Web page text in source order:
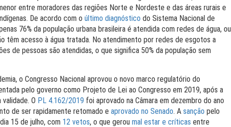
entre moradores das regiões Norte e Nordeste e das áreas rurais e
De acordo com o último diagnóstico do Sistema Nacional de
76% da população urbana brasileira é atendida com redes de água, ou
têm acesso à água tratada. No atendimento por redes de esgotos a
de pessoas são atendidas, o que significa 50% da população sem
o Congresso Nacional aprovou o novo marco regulatório do
pelo governo como Projeto de Lei ao Congresso em 2019, após a
O PL 4.162/2019 foi aprovado na Câmara em dezembro do ano
de ser rapidamente retomado e aprovado no Senado. A sanção pelo
15 de julho, com 12 vetos, o que gerou mal estar e críticas entre